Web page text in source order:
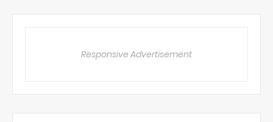
Responsive Advertisement